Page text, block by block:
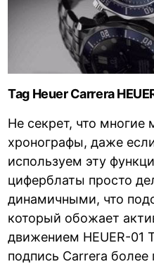
Tag Heuer Carrera
Не секрет, что
хронографы, даже
используем эту
циферблаты просто
динамичными, что
который обожает
движением HEUER-01
подпись Carrera более